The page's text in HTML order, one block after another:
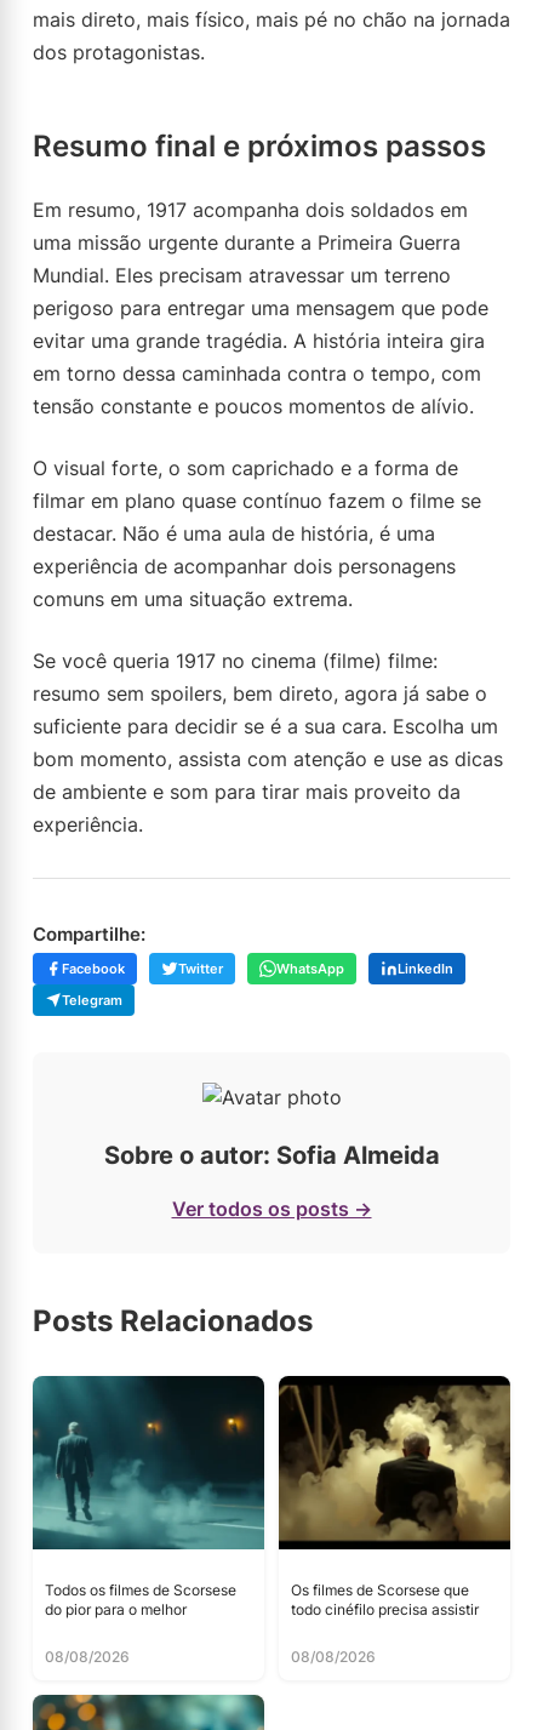
mais direto, mais físico, mais pé no chão na jornada
dos protagonistas.
Resumo final e próximos passos
Em resumo, 1917 acompanha dois soldados em
uma missão urgente durante a Primeira Guerra
Mundial. Eles precisam atravessar um terreno
perigoso para entregar uma mensagem que pode
evitar uma grande tragédia. A história inteira gira
em torno dessa caminhada contra o tempo, com
tensão constante e poucos momentos de alívio.
O visual forte, o som caprichado e a forma de
filmar em plano quase contínuo fazem o filme se
destacar. Não é uma aula de história, é uma
experiência de acompanhar dois personagens
comuns em uma situação extrema.
Se você queria 1917 no cinema (filme) filme:
resumo sem spoilers, bem direto, agora já sabe o
suficiente para decidir se é a sua cara. Escolha um
bom momento, assista com atenção e use as dicas
de ambiente e som para tirar mais proveito da
experiência.
Compartilhe:
Facebook Twitter WhatsApp
LinkedIn
Telegram
Sobre o autor: Sofia Almeida
Ver todos os posts →
Posts Relacionados
Todos os filmes de Scorsese
do pior para o melhor
08/08/2026
Os filmes de Scorsese que
todo cinéfilo precisa assistir
08/08/2026